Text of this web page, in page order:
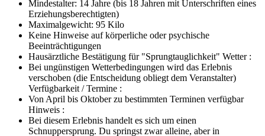
Mindestalter: 14 Jahre (bis 18 Jahren mit Unterschriften eines
Erziehungsberechtigten)
Maximalgewicht: 95 Kilo
Keine Hinweise auf körperliche oder psychische
Beeinträchtigungen
Hausärztliche Bestätigung für "Sprungtauglichkeit" Wetter :
Bei ungünstigen Wetterbedingungen wird das Erlebnis
verschoben (die Entscheidung obliegt dem Veranstalter)
Verfügbarkeit / Termine :
Von April bis Oktober zu bestimmten Terminen verfügbar
Hinweis :
Bei diesem Erlebnis handelt es sich um einen
Schnuppersprung. Du springst zwar alleine, aber in